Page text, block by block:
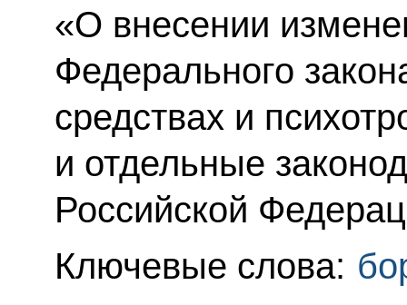
«О внесении
Федерального
средствах и
и отдельные
Российской
Ключевые слова: